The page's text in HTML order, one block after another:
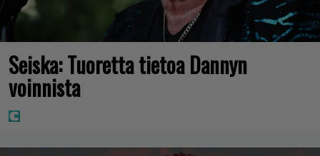
Seiska: Tuoretta tietoa Dannyn
voinnista